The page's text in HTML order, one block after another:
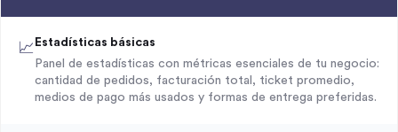
📈 Estadísticas básicas
Panel de estadísticas con métricas esenciales de tu negocio:
cantidad de pedidos, facturación total, ticket promedio,
medios de pago más usados y formas de entrega preferidas.